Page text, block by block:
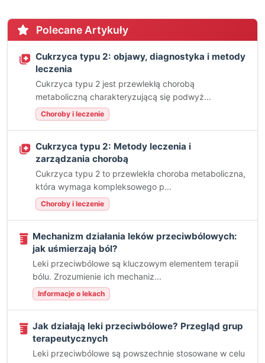
Polecane Artykuły
Cukrzyca typu 2: objawy, diagnostyka i metody
leczenia
Cukrzyca typu 2 jest przewlekłą chorobą
metaboliczną charakteryzującą się podwyż...
Choroby i leczenie
Cukrzyca typu 2: Metody leczenia i
zarządzania chorobą
Cukrzyca typu 2 to przewlekła choroba metaboliczna,
która wymaga kompleksowego p...
Choroby i leczenie
Mechanizm działania leków przeciwbólowych:
jak uśmierzają ból?
Leki przeciwbólowe są kluczowym elementem terapii
bólu. Zrozumienie ich mechaniz...
Informacje o lekach
Jak działają leki przeciwbólowe? Przegląd grup
terapeutycznych
Leki przeciwbólowe są powszechnie stosowane w celu